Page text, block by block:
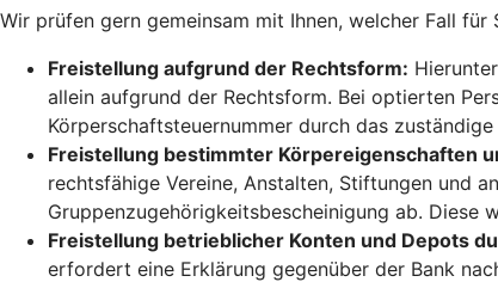
Wir prüfen gern gemeinsam mit Ihnen, welcher Fall
Freistellung aufgrund der Rechtsform:
allein aufgrund der Rechtsform. Bei optierten
Körperschaftsteuernummer durch das
Freistellung bestimmter Körpereigenschaften
rechtsfähige Vereine, Anstalten, Stiftungen und
Gruppenzugehörigkeitsbescheinigung ab. Diese
Freistellung betrieblicher Konten und Depots
erfordert eine Erklärung gegenüber der Bank